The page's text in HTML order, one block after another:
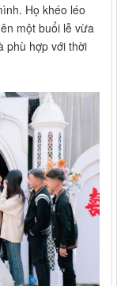
Họ khéo léo
một buổi lễ vừa
phù hợp với thời